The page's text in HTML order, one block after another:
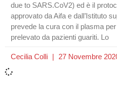
due to SARS.CoV2) ed è il
approvato da Aifa e dall’Istituto
prevede la cura con il plasma
prelevato da pazienti guariti. Lo
Cecilia Colli 27 Novembre